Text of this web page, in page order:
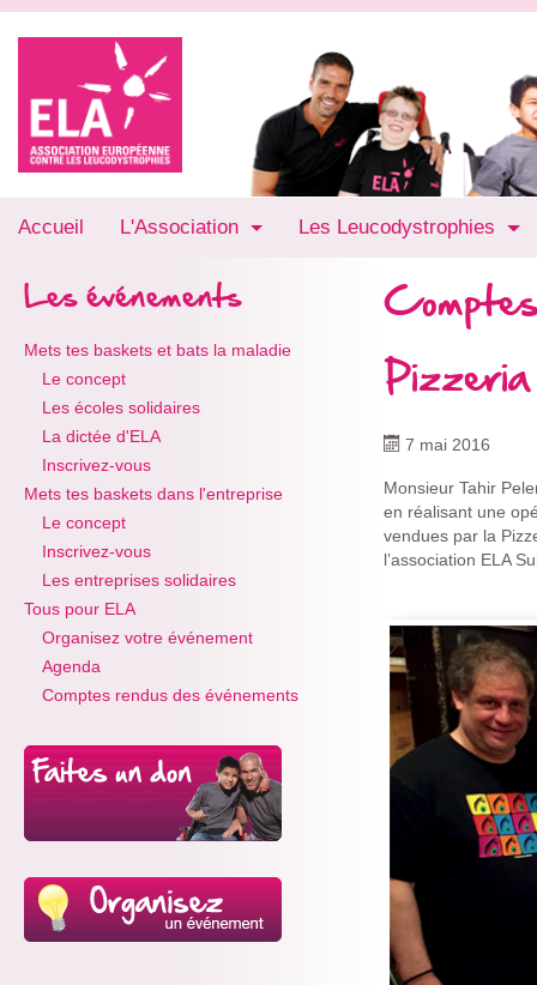
Accueil L'Association Les Leucodystrophies
Les événements
Mets tes baskets et bats la maladie
Le concept
Les écoles solidaires
La dictée d'ELA
Inscrivez-vous
Mets tes baskets dans l'entreprise
Le concept
Inscrivez-vous
Les entreprises solidaires
Tous pour ELA
Organisez votre événement
Agenda
Comptes rendus des événements
7 mai 2016
Monsieur Tahir
en réalisant une
vendues par la
l’association ELA